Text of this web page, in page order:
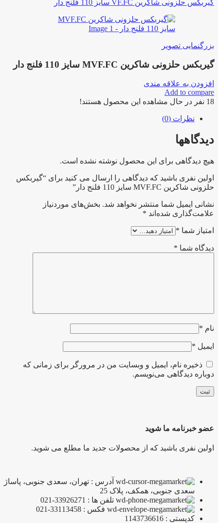
گیربکس حلزونی شاکرین VF.FC سایز 110 فلنج دار
بزرگنمایی تصویر
گیربکس حلزونی شاکرین MVF.FC سایز 110 فلنج دار
افزودن به علاقه مندی
Add to compare
18 نفر در حال مشاهده این محصول هستند!
نظرات (0)
دیدگاهها
هیچ دیدگاهی برای این محصول نوشته نشده است.
اولین نفری باشید که دیدگاهی را ارسال می کنید برای “گیربکس
حلزونی شاکرین MVF.FC سایز 110 فلنج دار”
نشانی ایمیل شما منتشر نخواهد شد. بخش‌های موردنیاز
علامت‌گذاری شده‌اند *
امتیاز شما *
دیدگاه شما *
نام *
ایمیل *
ذخیره نام، ایمیل و وبسایت من در مرورگر برای زمانی که
دوباره دیدگاهی می‌نویسم.
عضو خبرنامه ما شوید
اولین نفری باشید که از محصولات جدید ما مطلع می شوید.
آدرس : تهران، سعدی جنوبی، پاساژ
سعدی جنوبی، همکف، پلاک 25
تلفن ها : 33926271-021
فکس : 33113458-021
کدپستی : 1143736616